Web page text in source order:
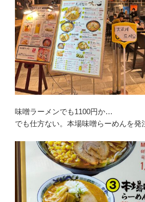
味噌ラーメンでも1100円か…
でも仕方ない。本場味噌らーめんを発